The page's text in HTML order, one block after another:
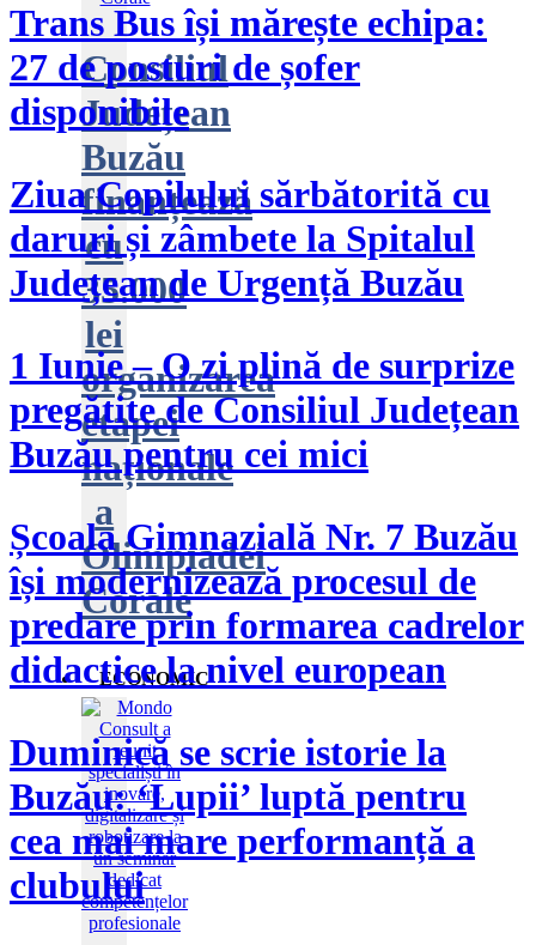
Consiliul
Județean
Buzău
finanțează
cu
35.000
lei
organizarea
etapei
naționale
a
Olimpiadei
Corale
ECONOMIC
Trans Bus își mărește echipa:
27 de posturi de șofer
disponibile
Ziua Copilului sărbătorită cu
daruri și zâmbete la Spitalul
Județean de Urgență Buzău
1 Iunie – O zi plină de surprize
pregătite de Consiliul Județean
Buzău pentru cei mici
Școala Gimnazială Nr. 7 Buzău
își modernizează procesul de
predare prin formarea cadrelor
didactice la nivel european
Duminică se scrie istorie la
Buzău: ‘Lupii’ luptă pentru
cea mai mare performanță a
clubului